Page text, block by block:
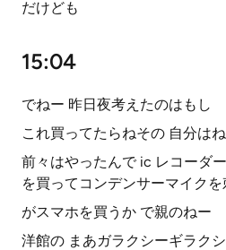
だけども
15:04
でねー 昨日夜考えたのはもし
これ買ってたらねその 自分は
前々はやったんで ic レコーダ
を買ってコンデンサーマイク
がスマホを買うか で親のねー
洋館の まあガラクシーギラク